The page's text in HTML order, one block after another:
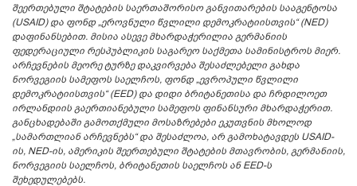
შეერთებული შტატების საერთაშორისო განვითარების სააგენტოსა
(USAID) და ფონდ „ეროვნული წვლილი დემოკრატიისთვის“ (NED)
დაფინანსებით. მისია ასევე მხარდაჭერილია გერმანიის
ფედერაციული რესპუბლიკის საგარეო საქმეთა სამინისტროს მიერ.
არჩევნების მეორე ტურზე დაკვირვება შესაძლებელი გახდა
ნორვეგიის სამეფოს საელჩოს, ფონდ „ევროპული წვლილი
დემოკრატიისთვის“ (EED) და დიდი ბრიტანეთისა და ჩრდილოეთ
ირლანდიის გაერთიანებული სამეფოს ფინანსური მხარდაჭერით.
განცხადებაში გამოთქმული მოსაზრებები ეკუთვნის მხოლოდ
„სამართლიან არჩევნებს“ და შესაძლოა, არ გამოხატავდეს USAID-
ის, NED-ის, ამერიკის შეერთებული შტატების მთავრობის, გერმანიის,
ნორვეგიის საელჩოს, ბრიტანეთის საელჩოს ან EED-ს
შეხედულებებს.